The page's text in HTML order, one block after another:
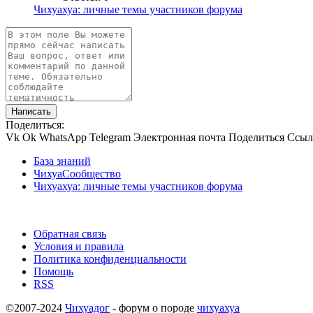
Чихуахуа: личные темы участников форума
Написать
Поделиться:
Vk Ok WhatsApp Telegram Электронная почта Поделиться
База знаний
ЧихуаСообщество
Чихуахуа: личные темы участников форума
Обратная связь
Условия и правила
Политика конфиденциальности
Помощь
RSS
©2007-2024 Чихуадог - форум о породе чихуахуа